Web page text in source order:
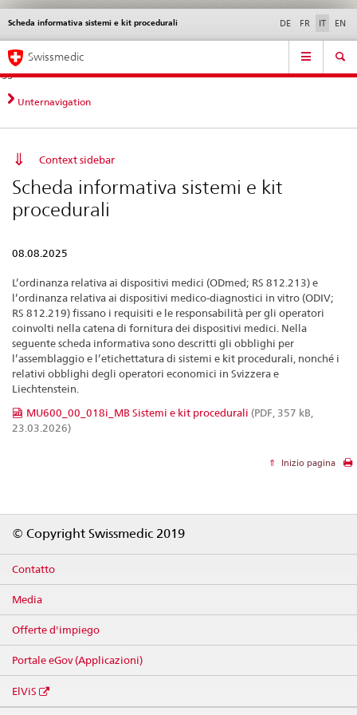
Navigazione
diretta:
novità,
aspetti
contatto
Novità &
norme
Contatto | Supporto &
aiuto
Scheda informativa sistemi e kit procedurali DE FR IT EN
Service
Navigation
Swissmedic
Unternavigation
Context sidebar
Scheda informativa sistemi e kit
procedurali
08.08.2025
L’ordinanza relativa ai dispositivi medici (ODmed; RS 812.213) e
l’ordinanza relativa ai dispositivi medico-diagnostici in vitro (ODIV;
RS 812.219) fissano i requisiti e le responsabilità per gli operatori
coinvolti nella catena di fornitura dei dispositivi medici. Nella
seguente scheda informativa sono descritti gli obblighi per
l’assemblaggio e l’etichettatura di sistemi e kit procedurali, nonché i
relativi obblighi degli operatori economici in Svizzera e
Liechtenstein.
MU600_00_018i_MB Sistemi e kit procedurali (PDF, 357 kB,
23.03.2026)
Inizio pagina
© Copyright Swissmedic 2019
Contatto
Media
Offerte d'impiego
Portale eGov (Applicazioni)
ElViS